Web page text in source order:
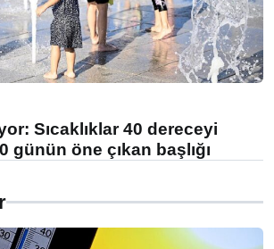
Sıcaklıklar 40 dereceyi
günün öne çıkan başlığı